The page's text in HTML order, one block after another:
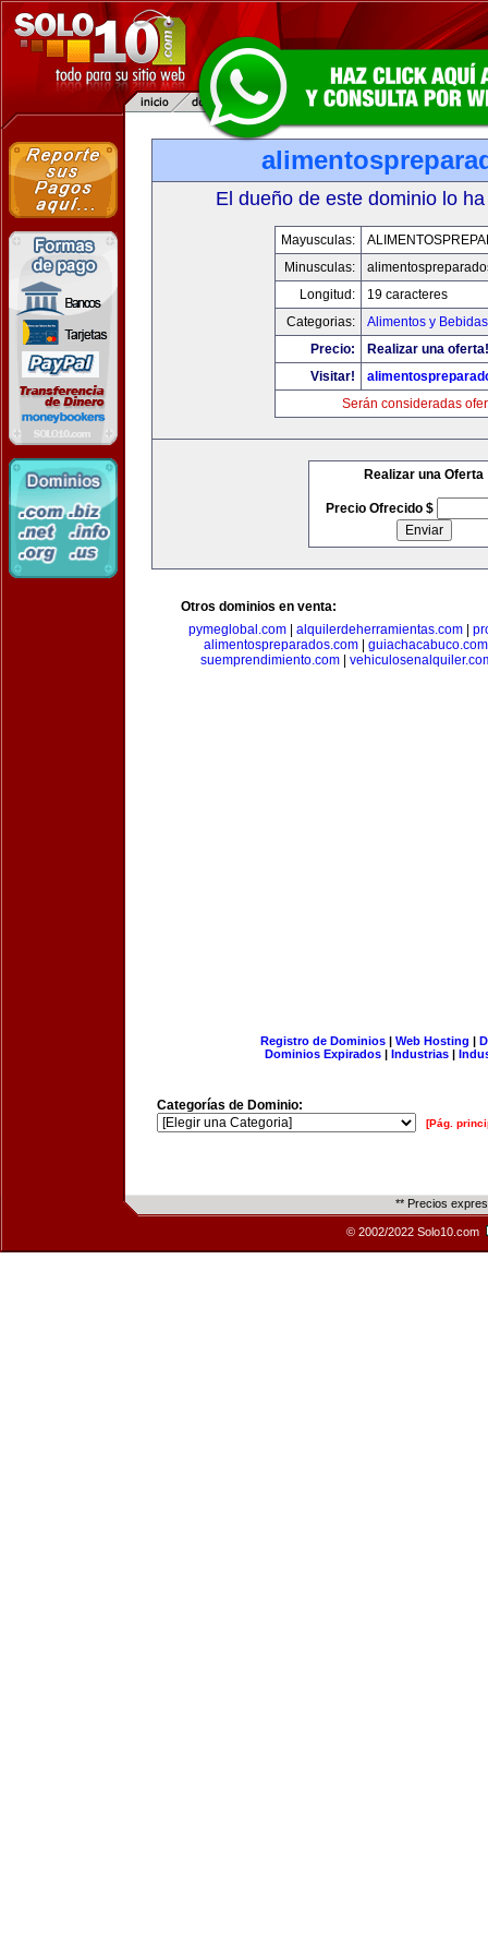
El dueño de este dominio lo
Mayusculas:
Minusculas:
Longitud:
19 caracteres
Categorias:
Alimentos y Bebidas
Precio:
Realizar una oferta!
Visitar!
Serán consideradas
Realizar una Oferta
Precio Ofrecido $
Otros dominios en venta:
pymeglobal.com| alquilerdeherramientas.com|
alimentospreparados.com| guiachacabuco.com
suemprendimiento.com|
Registro de Dominios| Web Hosting |
Dominios Expirados | Industrias |
Categorías de Dominio:
[Pág.
** Precios
© 2002/2022 Solo10.com